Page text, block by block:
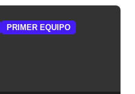
PRIMER EQUIPO